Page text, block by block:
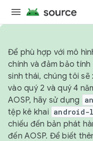
Để phù hợp với mô
chính và đảm bảo
sinh thái, chúng tôi sẽ
vào quý 2 và quý 4
AOSP, hãy sử dụng
tệp kê khai android-
chiếu đến bản phát
đến AOSP. Để biết